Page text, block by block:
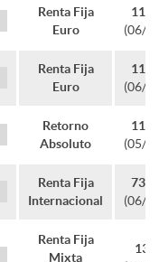
Renta Fija
Euro
(06/
Renta Fija
Euro
(06/
Retorno
Absoluto
(05/
Renta Fija
Internacional
(06/
Renta Fija
Mixta